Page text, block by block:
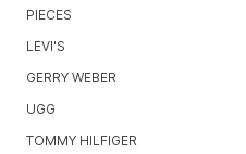
PIECES
LEVI'S
GERRY WEBER
UGG
TOMMY HILFIGER